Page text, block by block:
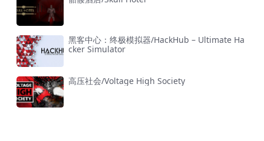
黑客中心：终极模拟器/HackHub – Ultimate Ha
cker Simulator
高压社会/Voltage High Society